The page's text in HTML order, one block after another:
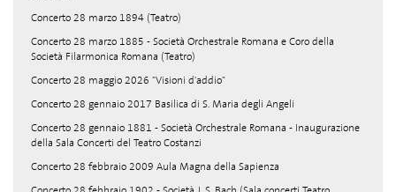
Concerto 28 marzo 1894 (Teatro)
Concerto 28 marzo 1885 - Società Orchestrale Romana e Coro della
Società Filarmonica Romana (Teatro)
Concerto 28 maggio 2026 "Visioni d'addio"
Concerto 28 gennaio 2017 Basilica di S. Maria degli Angeli
Concerto 28 gennaio 1881 - Società Orchestrale Romana - Inaugurazione
della Sala Concerti del Teatro Costanzi
Concerto 28 febbraio 2009 Aula Magna della Sapienza